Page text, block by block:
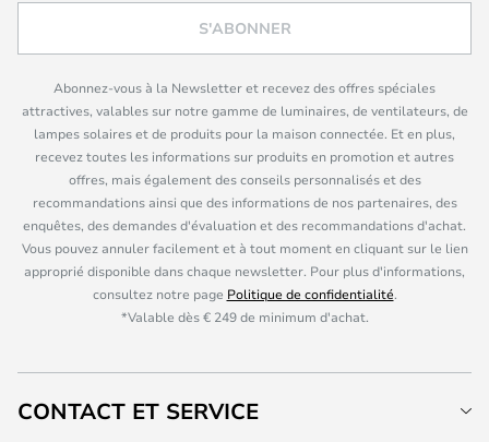
S'ABONNER
Abonnez-vous à la Newsletter et recevez des offres spéciales
attractives, valables sur notre gamme de luminaires, de ventilateurs, de
lampes solaires et de produits pour la maison connectée. Et en plus,
recevez toutes les informations sur produits en promotion et autres
offres, mais également des conseils personnalisés et des
recommandations ainsi que des informations de nos partenaires, des
enquêtes, des demandes d'évaluation et des recommandations d'achat.
Vous pouvez annuler facilement et à tout moment en cliquant sur le lien
approprié disponible dans chaque newsletter. Pour plus d'informations,
consultez notre page Politique de confidentialité.
*Valable dès € 249 de minimum d'achat.
CONTACT ET SERVICE